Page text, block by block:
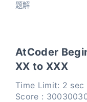
题解
AtCoder
XX to XXX
Time Limit: 2
Score : 300300300